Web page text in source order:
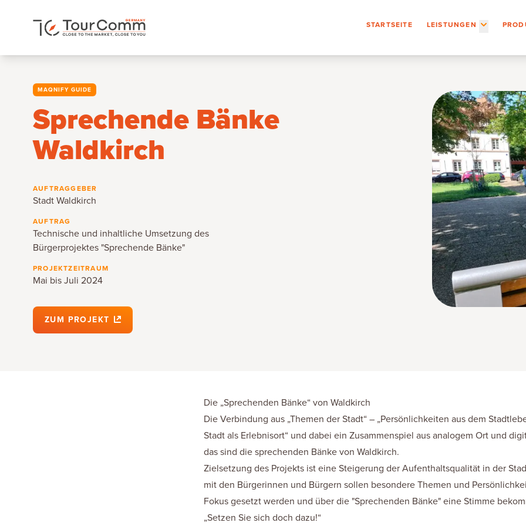
STARTSEITE LEISTUNGEN
MAQNIFY GUIDE
Sprechende Bänke
Waldkirch
AUFTRAGGEBER
Stadt Waldkirch
AUFTRAG
Technische und inhaltliche Umsetzung des
Bürgerprojektes "Sprechende Bänke"
PROJEKTZEITRAUM
Mai bis Juli 2024
ZUM PROJEKT
Die „Sprechenden Bänke“ von Waldkirch
Die Verbindung aus „Themen der Stadt“ – „Persönlichkeiten aus dem
Stadt als Erlebnisort“ und dabei ein Zusammenspiel aus analogem Ort und
das sind die sprechenden Bänke von Waldkirch.
Zielsetzung des Projekts ist eine Steigerung der Aufenthaltsqualität in der
mit den Bürgerinnen und Bürgern sollen besondere Themen und
Fokus gesetzt werden und über die "Sprechenden Bänke" eine Stimme
„Setzen Sie sich doch dazu!“